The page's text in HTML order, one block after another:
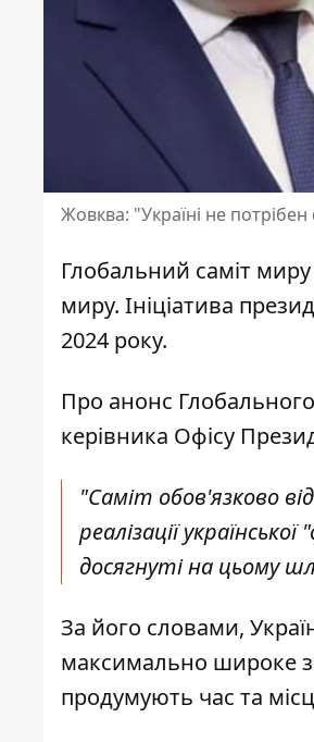
Жовква: "Україні не потрібен
Глобальний саміт
миру. Ініціатива
2024 року.
Про анонс
керівника Офісу
"Саміт обов'язково
реалізації
досягнуті на цьому
За його словами,
максимально широке
продумують час та